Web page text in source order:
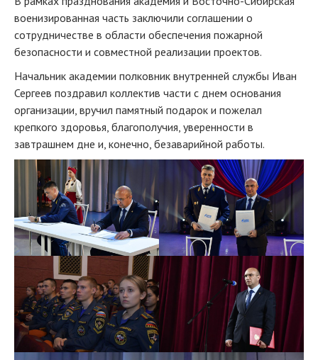
военизированная часть заключили соглашении о
сотрудничестве в области обеспечения пожарной
безопасности и совместной реализации проектов.
Начальник академии полковник внутренней службы Иван
Сергеев поздравил коллектив части с днем основания
организации, вручил памятный подарок и пожелал
крепкого здоровья, благополучия, уверенности в
завтрашнем дне и, конечно, безаварийной работы.